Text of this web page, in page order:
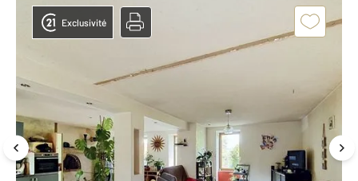
Exclusivité